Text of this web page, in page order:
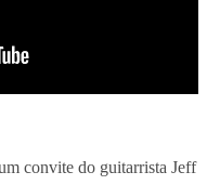
convite do guitarrista Jeff